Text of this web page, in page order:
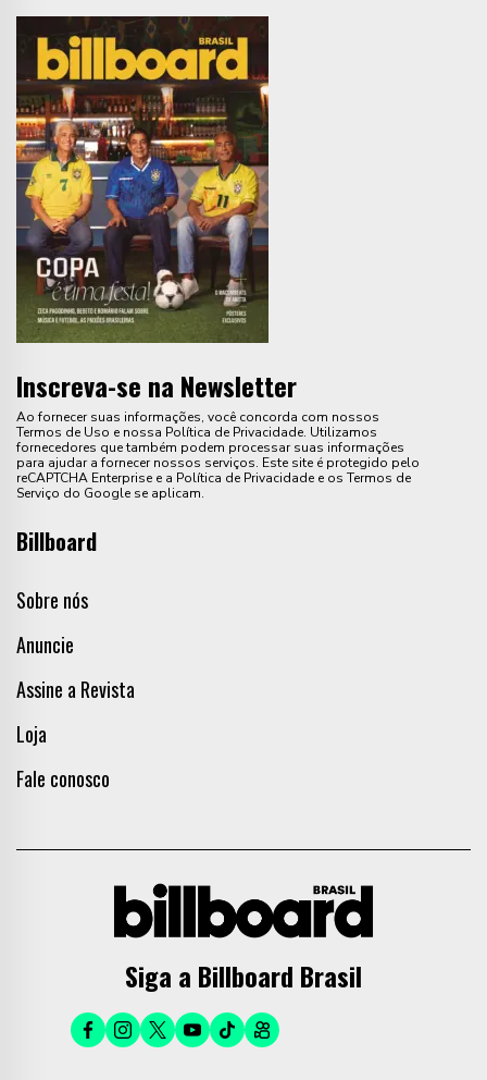
Inscreva-se na Newsletter
Ao fornecer suas informações, você concorda com nossos
Termos de Uso e nossa Política de Privacidade. Utilizamos
fornecedores que também podem processar suas informações
para ajudar a fornecer nossos serviços. Este site é protegido pelo
reCAPTCHA Enterprise e a Política de Privacidade e os Termos de
Serviço do Google se aplicam.
Billboard
Sobre nós
Anuncie
Assine a Revista
Loja
Fale conosco
Siga a Billboard Brasil